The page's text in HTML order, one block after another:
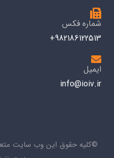
شماره فکس
982186122513+
ایمیل
info@ioiv.ir
©کلیه حقوق این وب سایت